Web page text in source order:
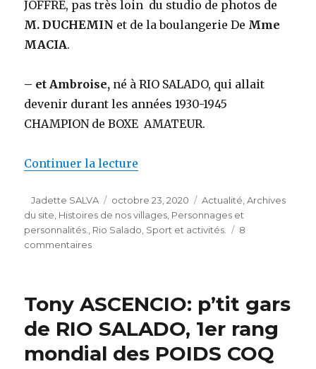
JOFFRE, pas très loin du studio de photos de
M. DUCHEMIN et de la boulangerie De Mme
MACIA.
– et Ambroise, né à RIO SALADO, qui allait
devenir durant les années 1930-1945
CHAMPION de BOXE AMATEUR.
Continuer la lecture
Auteur
Jadette SALVA
Publié
le
octobre 23, 2020 Catégories
Actualité ,Archives
du site Histoires de nos villages Personnages et
personnalités.
Rio Salado Sport et activités.
8
commentairessur
Rio:
ASCENSIO,
dit
« Young »,
Tony ASCENCIO: p’tit gars
de RIO SALADO, 1er rang
mondial des POIDS COQ